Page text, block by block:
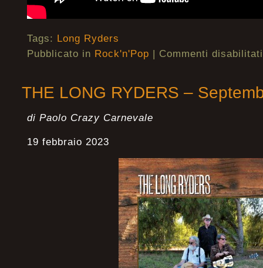
Tags: Long Ryders
Pubblicato in Rock'n'Pop | Commenti disabilitati
THE LONG RYDERS –
di Paolo Crazy Carnevale
19 febbraio 2023